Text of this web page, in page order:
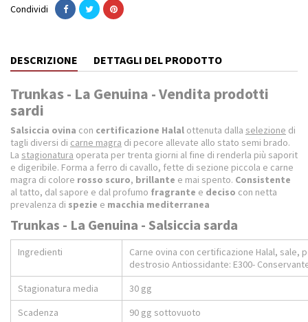
Condividi
DESCRIZIONE DETTAGLI DEL PRODOTTO
Trunkas - La Genuina - Vendita prodotti
sardi
Salsiccia ovina con certificazione Halal ottenuta dalla selezione di
tagli diversi di carne magra di pecore allevate allo stato semi brado.
La stagionatura operata per trenta giorni al fine di renderla più saporit
e digeribile. Forma a ferro di cavallo, fette di sezione piccola e carne
magra di colore rosso scuro, brillante e mai spento. Consistente
al tatto, dal sapore e dal profumo fragrante e deciso con netta
prevalenza di spezie e macchia mediterranea
Trunkas - La Genuina - Salsiccia sarda
Ingredienti
Carne ovina con certificazione Halal, sale,
destrosio Antiossidante: E300-
Stagionatura media
30 gg
Scadenza
90 gg sottovuoto